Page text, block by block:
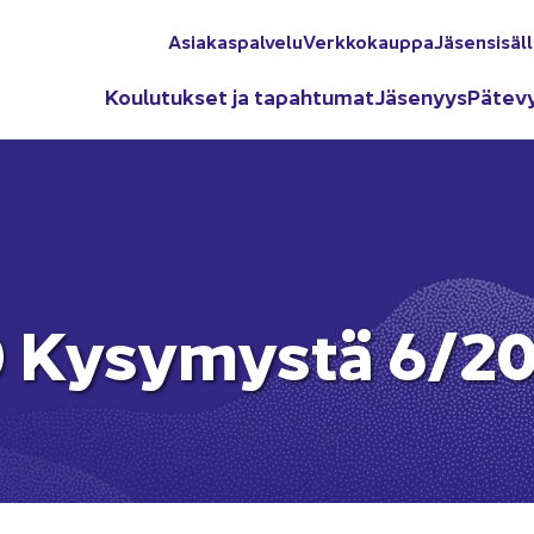
Asia­kas­pal­ve­luVerk­ko­kaup­pa
Kou­lu­tuk­set ja ta­pah­tu­matJä­se­nyys
Ky­sy­mys­tä 6/